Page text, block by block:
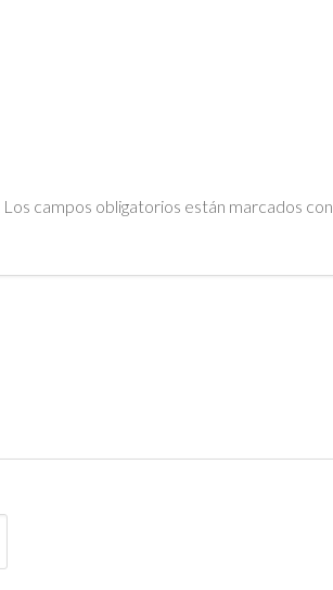
Los campos obligatorios están marcados con